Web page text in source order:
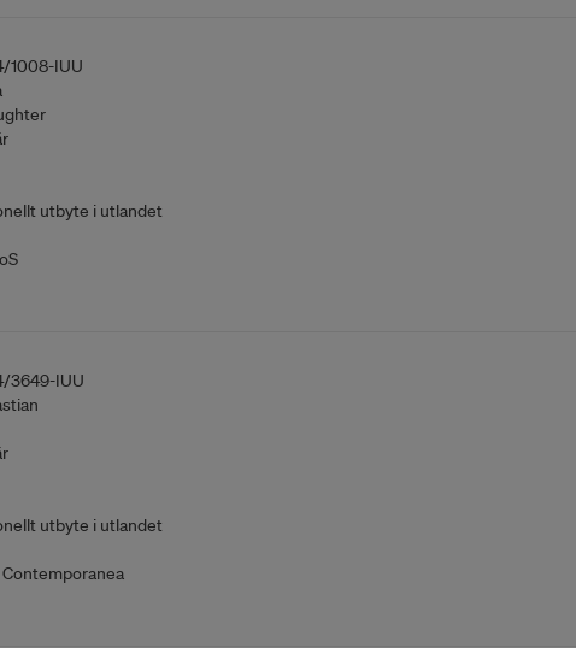
1008-IUU
utbyte i utlandet
3649-IUU
utbyte i utlandet